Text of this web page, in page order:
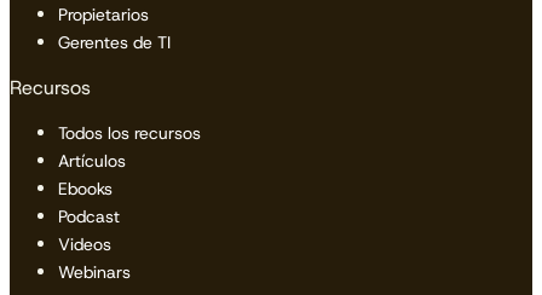
Propietarios
Gerentes de TI
Recursos
Todos los recursos
Artículos
Ebooks
Podcast
Videos
Webinars